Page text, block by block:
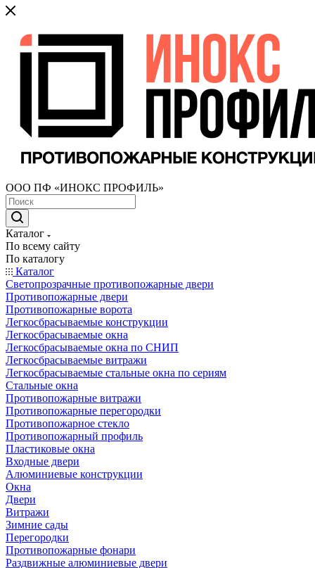
ООО ПФ «ИНОКС ПРОФИЛЬ»
Каталог
По всему сайту
По каталогу
Каталог
Светопрозрачные противопожарные двери
Противопожарные двери
Противопожарные ворота
Легкосбрасываемые конструкции
Легкосбрасываемые окна
Легкосбрасываемые окна по СНИП
Легкосбрасываемые витражи
Легкосбрасываемые стальные окна по сериям
Стальные окна
Противопожарные витражи
Противопожарные перегородки
Противопожарное стекло
Противопожарный профиль
Пластиковые окна
Входные двери
Алюминиевые конструкции
Окна
Двери
Витражи
Зимние сады
Перегородки
Противопожарные фонари
Раздвижные алюминиевые двери